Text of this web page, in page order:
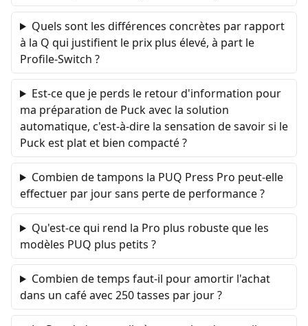
Quels sont les différences concrètes par rapport
à la Q qui justifient le prix plus élevé, à part le
Profile-Switch ?
Est-ce que je perds le retour d'information pour
ma préparation de Puck avec la solution
automatique, c'est-à-dire la sensation de savoir si le
Puck est plat et bien compacté ?
Combien de tampons la PUQ Press Pro peut-elle
effectuer par jour sans perte de performance ?
Qu'est-ce qui rend la Pro plus robuste que les
modèles PUQ plus petits ?
Combien de temps faut-il pour amortir l'achat
dans un café avec 250 tasses par jour ?